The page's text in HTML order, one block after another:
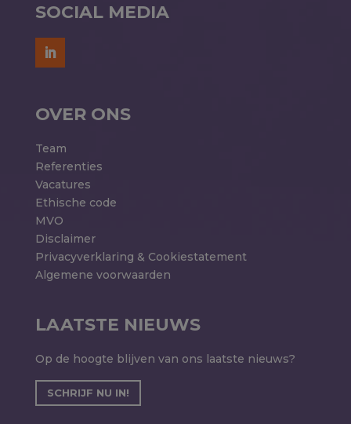
SOCIAL MEDIA
OVER ONS
Team
Referenties
Vacatures
Ethische code
MVO
Disclaimer
Privacyverklaring & Cookiestatement
Algemene voorwaarden
LAATSTE NIEUWS
Op de hoogte blijven van ons laatste nieuws?
SCHRIJF NU IN!